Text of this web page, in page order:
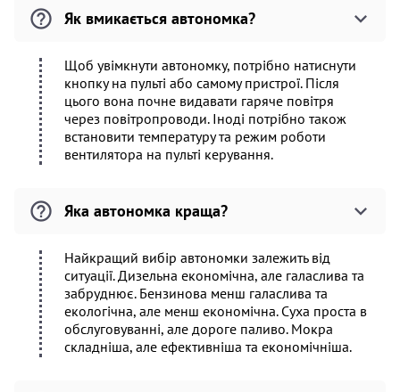
Як вмикається автономка?
Щоб увімкнути автономку, потрібно натиснути
кнопку на пульті або самому пристрої. Після
цього вона почне видавати гаряче повітря
через повітропроводи. Іноді потрібно також
встановити температуру та режим роботи
вентилятора на пульті керування.
Яка автономка краща?
Найкращий вибір автономки залежить від
ситуації. Дизельна економічна, але галаслива та
забруднює. Бензинова менш галаслива та
екологічна, але менш економічна. Суха проста в
обслуговуванні, але дороге паливо. Мокра
складніша, але ефективніша та економічніша.